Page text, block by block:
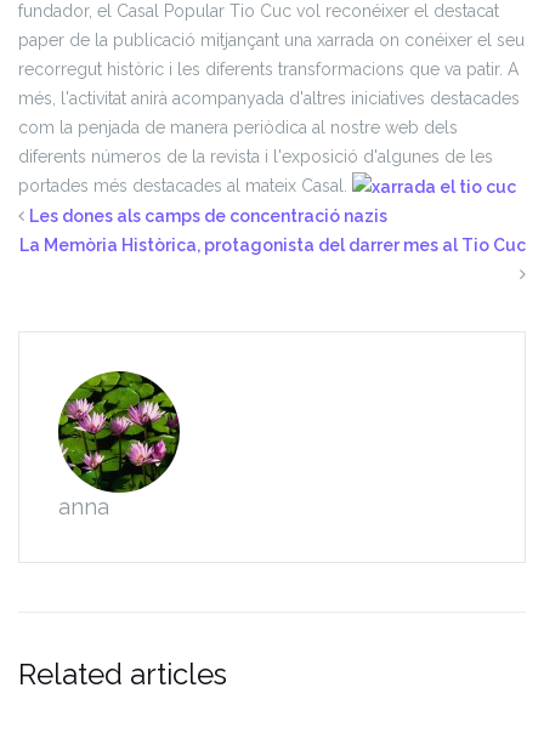
fundador, el Casal Popular Tio Cuc vol reconéixer el destacat
paper de la publicació mitjançant una xarrada on conéixer el seu
recorregut històric i les diferents transformacions que va patir. A
més, l'activitat anirà acompanyada d'altres iniciatives destacades
com la penjada de manera periòdica al nostre web dels
diferents números de la revista i l'exposició d'algunes de les
portades més destacades al mateix Casal.
Les dones als camps de concentració nazis
La Memòria Històrica, protagonista del darrer mes al Tio Cuc
anna
Related articles